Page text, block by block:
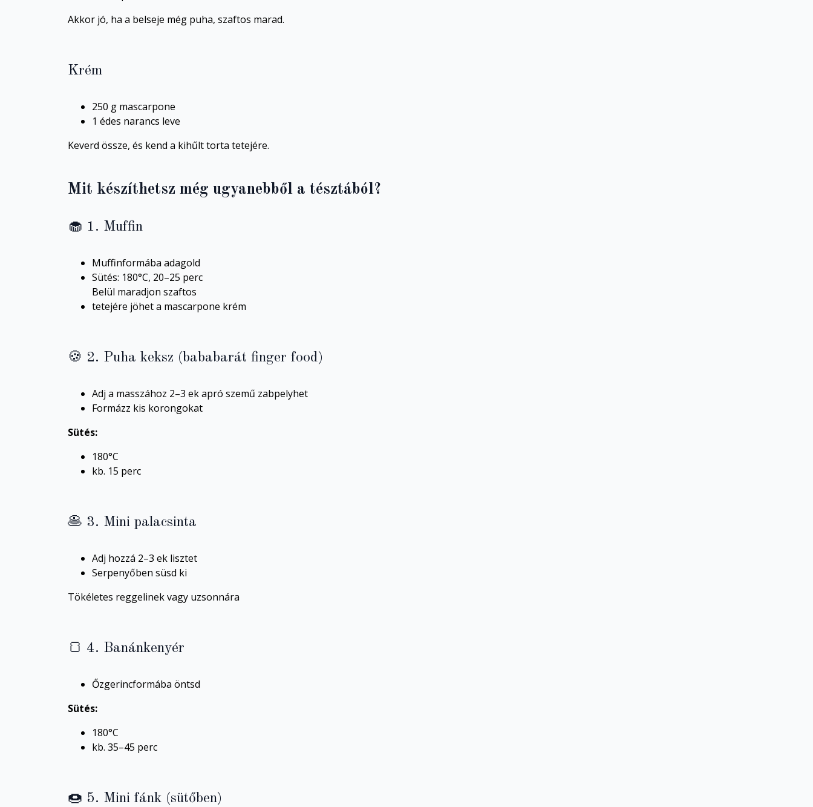
Akkor jó, ha a belseje még puha, szaftos marad.
Krém
250 g mascarpone
1 édes narancs leve
Keverd össze, és kend a kihűlt torta tetejére.
Mit készíthetsz még ugyanebből a tésztából?
🧁 1. Muffin
Muffinformába adagold
Sütés: 180°C, 20–25 perc
Belül maradjon szaftos
tetejére jöhet a mascarpone krém
🍪 2. Puha keksz (bababarát finger food)
Adj a masszához 2–3 ek apró szemű zabpelyhet
Formázz kis korongokat
Sütés:
180°C
kb. 15 perc
🥞 3. Mini palacsinta
Adj hozzá 2–3 ek lisztet
Serpenyőben süsd ki
Tökéletes reggelinek vagy uzsonnára
🍞 4. Banánkenyér
Őzgerincformába öntsd
Sütés:
180°C
kb. 35–45 perc
🍩 5. Mini fánk (sütőben)